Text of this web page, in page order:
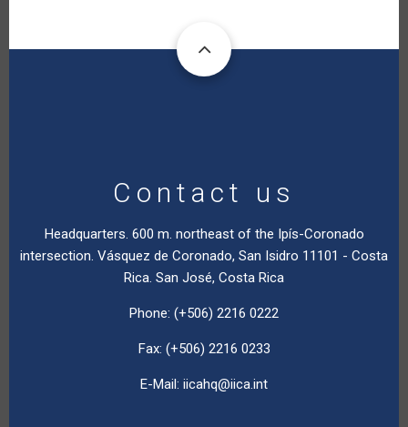
Contact us
Headquarters. 600 m. northeast of the Ipís-Coronado
intersection. Vásquez de Coronado, San Isidro 11101 - Costa
Rica. San José, Costa Rica
Phone: (+506) 2216 0222
Fax: (+506) 2216 0233
E-Mail: iicahq@iica.int